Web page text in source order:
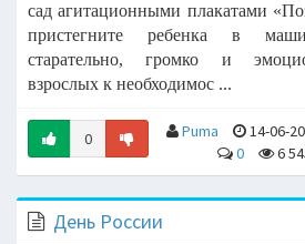
садагитационными плакатами
пристегните ребенка в
старательно, громко и
взрослых к необходимос ...
0 Puma
14-06-
0
6
День России